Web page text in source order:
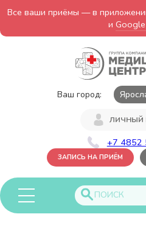
Все ваши приёмы — в
и
Ваш город:
ЛИЧНЫЙ
+7 4852
ЗАПИСЬ НА ПРИЁМ